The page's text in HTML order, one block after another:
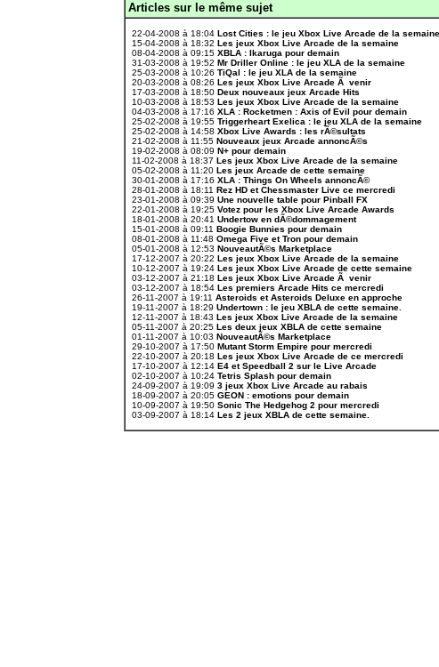
Articles sur le même sujet
22-04-2008 à 18:04 Lost Cities : le jeu Xbox Live Arcade de la semaine
15-04-2008 à 18:32 Les jeux Xbox Live Arcade de la semaine
08-04-2008 à 09:15 XBLA : Ikaruga pour demain
31-03-2008 à 19:52 Mr Driller Online : le jeu XLA de la semaine
25-03-2008 à 10:26 TiQal : le jeu XLA de la semaine
20-03-2008 à 08:26 Les jeux Xbox Live Arcade Ã venir
17-03-2008 à 18:50 Deux nouveaux jeux Arcade Hits
10-03-2008 à 18:53 Les jeux Xbox Live Arcade de la semaine
04-03-2008 à 17:16 XLA : Rocketmen : Axis of Evil pour demain
25-02-2008 à 19:55 Triggerheart Exelica : le jeu XLA de la semaine
25-02-2008 à 14:58 Xbox Live Awards : les rÃ©sultats
21-02-2008 à 11:55 Nouveaux jeux Arcade annoncÃ©s
19-02-2008 à 08:09 N+ pour demain
11-02-2008 à 18:37 Les jeux Xbox Live Arcade de la semaine
05-02-2008 à 11:20 Les jeux Arcade de cette semaine
30-01-2008 à 17:16 XLA : Things On Wheels annoncÃ©
28-01-2008 à 18:11 Rez HD et Chessmaster Live ce mercredi
23-01-2008 à 09:39 Une nouvelle table pour Pinball FX
22-01-2008 à 19:25 Votez pour les Xbox Live Arcade Awards
18-01-2008 à 20:41 Undertow en dÃ©dommagement
15-01-2008 à 09:11 Boogie Bunnies pour demain
08-01-2008 à 11:48 Omega Five et Tron pour demain
05-01-2008 à 12:53 NouveautÃ©s Marketplace
17-12-2007 à 20:22 Les jeux Xbox Live Arcade de la semaine
10-12-2007 à 19:24 Les jeux Xbox Live Arcade de cette semaine
03-12-2007 à 21:18 Les jeux Xbox Live Arcade Ã venir
03-12-2007 à 18:54 Les premiers Arcade Hits ce mercredi
26-11-2007 à 19:11 Asteroids et Asteroids Deluxe en approche
19-11-2007 à 18:29 Undertown : le jeu XBLA de cette semaine.
12-11-2007 à 18:43 Les jeux Xbox Live Arcade de la semaine
05-11-2007 à 20:25 Les deux jeux XBLA de cette semaine
01-11-2007 à 10:03 NouveautÃ©s Marketplace
29-10-2007 à 17:50 Mutant Storm Empire pour mercredi
22-10-2007 à 20:18 Les jeux Xbox Live Arcade de ce mercredi
17-10-2007 à 12:14 E4 et Speedball 2 sur le Live Arcade
02-10-2007 à 10:24 Tetris Splash pour demain
24-09-2007 à 19:09 3 jeux Xbox Live Arcade au rabais
18-09-2007 à 20:05 GEON : emotions pour demain
10-09-2007 à 19:50 Sonic The Hedgehog 2 pour mercredi
03-09-2007 à 18:14 Les 2 jeux XBLA de cette semaine.